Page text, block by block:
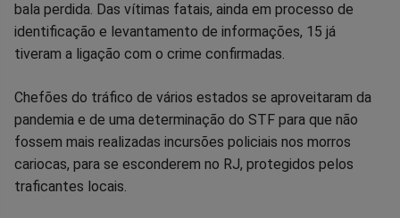
bala perdida. Das vítimas fatais, ainda em processo de
identificação e levantamento de informações, 15 já
tiveram a ligação com o crime confirmadas.
Chefões do tráfico de vários estados se aproveitaram da
pandemia e de uma determinação do STF para que não
fossem mais realizadas incursões policiais nos morros
cariocas, para se esconderem no RJ, protegidos pelos
traficantes locais.